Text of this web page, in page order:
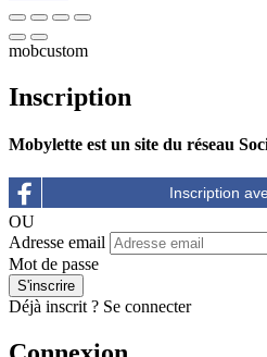
mobcustom
Inscription
Mobylette est un site du réseau
OU
Adresse email
Mot de passe
Déjà inscrit ? Se connecter